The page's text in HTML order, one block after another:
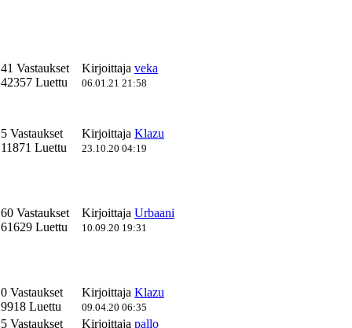
41 Vastaukset
42357 Luettu
Kirjoittaja veka
06.01.21 21:58
5 Vastaukset
11871 Luettu
Kirjoittaja Klazu
23.10.20 04:19
60 Vastaukset
61629 Luettu
Kirjoittaja Urbaani
10.09.20 19:31
0 Vastaukset
9918 Luettu
Kirjoittaja Klazu
09.04.20 06:35
5 Vastaukset Kirjoittaja pallo